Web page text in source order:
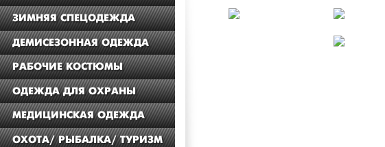
ЗИМНЯЯ СПЕЦОДЕЖДА
ДЕМИСЕЗОННАЯ ОДЕЖДА
РАБОЧИЕ КОСТЮМЫ
ОДЕЖДА ДЛЯ ОХРАНЫ
МЕДИЦИНСКАЯ ОДЕЖДА
ОХОТА/ РЫБАЛКА/ ТУРИЗМ